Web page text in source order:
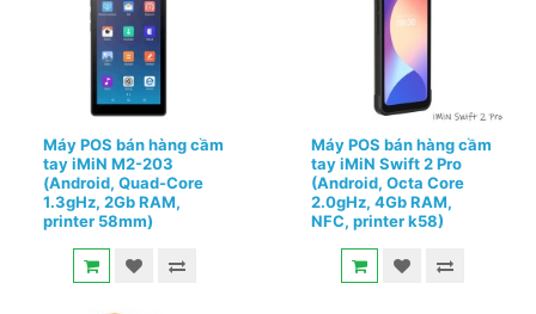
Máy POS bán hàng cầm
tay iMiN M2-203
(Android, Quad-Core
1.3gHz, 2Gb RAM,
printer 58mm)
4.450.000đ
Máy POS bán hàng cầm
tay iMiN Swift 2 Pro
(Android, Octa Core
2.0gHz, 4Gb RAM,
NFC, printer k58)
6.000.000đ